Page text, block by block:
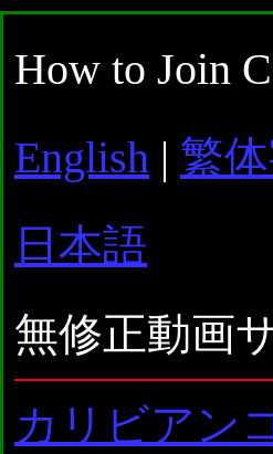
How to Join
English | 繁
日本語
無修正動画
カリビアン